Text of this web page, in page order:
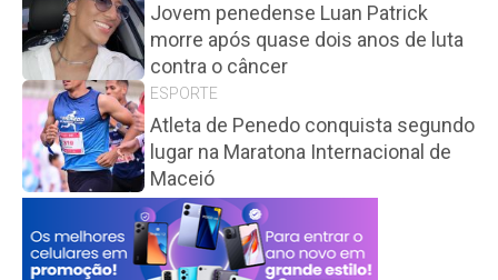
Jovem penedense Luan Patrick
morre após quase dois anos de luta
contra o câncer
ESPORTE
Atleta de Penedo conquista segundo
lugar na Maratona Internacional de
Maceió